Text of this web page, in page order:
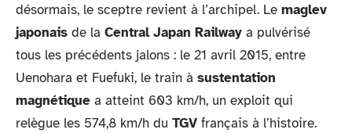
désormais, le sceptre revient à l’archipel. Le maglev
japonais de la Central Japan Railway a pulvérisé
tous les précédents jalons : le 21 avril 2015, entre
Uenohara et Fuefuki, le train à sustentation
magnétique a atteint 603 km/h, un exploit qui
relègue les 574,8 km/h du TGV français à l’histoire.